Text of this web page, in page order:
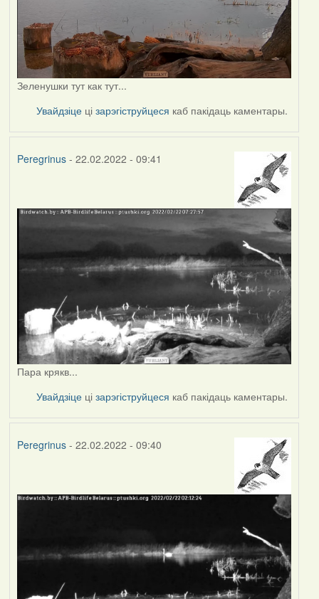
Зеленушки тут как тут...
Увайдзіце цізарэгіструйцеся каб пакідаць каментары.
Peregrinus- 22.02.2022 - 09:41
Пара крякв...
Увайдзіце цізарэгіструйцеся каб пакідаць каментары.
Peregrinus- 22.02.2022 - 09:40